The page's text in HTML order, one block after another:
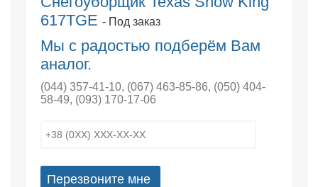
617TGE - Под заказ
Мы с радостью подберём Вам
аналог.
(044) 357-41-10, (067) 463-85-86, (050) 404-
58-49, (093) 170-17-06
Перезвоните мне